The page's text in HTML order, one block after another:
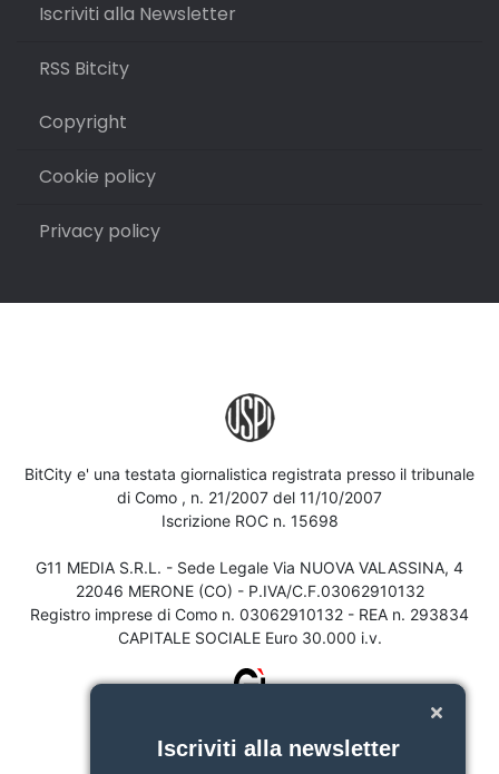
Iscriviti alla Newsletter
RSS Bitcity
Copyright
Cookie policy
Privacy policy
BitCity e' una testata giornalistica registrata presso il tribunale
di Como , n. 21/2007 del 11/10/2007
Iscrizione ROC n. 15698
G11 MEDIA S.R.L. - Sede Legale Via NUOVA VALASSINA, 4
22046 MERONE (CO) - P.IVA/C.F.03062910132
Registro imprese di Como n. 03062910132 - REA n. 293834
CAPITALE SOCIALE Euro 30.000 i.v.
Iscriviti alla newsletter